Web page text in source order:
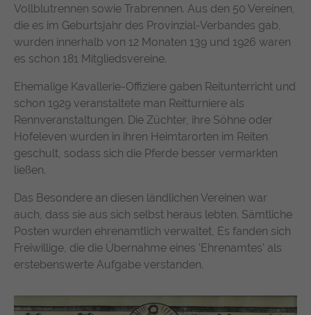
Vollblutrennen sowie Trabrennen. Aus den 50 Vereinen,
die es im Geburtsjahr des Provinzial-Verbandes gab,
wurden innerhalb von 12 Monaten 139 und 1926 waren
es schon 181 Mitgliedsvereine.
Ehemalige Kavallerie-Offiziere gaben Reitunterricht und
schon 1929 veranstaltete man Reitturniere als
Rennveranstaltungen. Die Züchter, ihre Söhne oder
Hofeleven wurden in ihren Heimtarorten im Reiten
geschult, sodass sich die Pferde besser vermarkten
ließen.
Das Besondere an diesen ländlichen Vereinen war
auch, dass sie aus sich selbst heraus lebten. Sämtliche
Posten wurden ehrenamtlich verwaltet, Es fanden sich
Freiwillige, die die Übernahme eines 'Ehrenamtes' als
erstebenswerte Aufgabe verstanden.